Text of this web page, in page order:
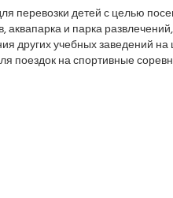
перевозки детей с целью
аквапарка и парка
других учебных заведений
поездок на спортивные